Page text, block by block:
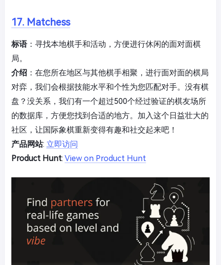
17. Matchess
标语：寻找本地棋手和活动，方便进行休闲的面对面棋
局。
介绍 ：在您所在地区与其他棋手相聚，进行面对面的棋局
对弈，我们会根据技能水平和个性为您匹配对手。没有棋
盘？没关系，我们有一个超过500个经过验证的棋友场所
的数据库，方便您找到合适的地方。加入这个日益壮大的
社区，让国际象棋重新变得有趣和社交起来吧！
产品网站: 立即访问
Product Hunt: View on Product Hunt